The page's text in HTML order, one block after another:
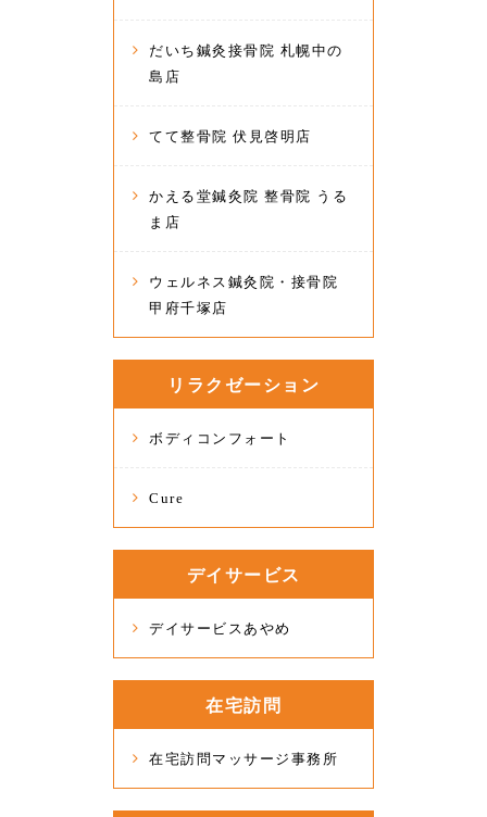
だいち鍼灸接骨院 札幌中の
島店
てて整骨院 伏見啓明店
かえる堂鍼灸院 整骨院 うる
ま店
ウェルネス鍼灸院・接骨院
甲府千塚店
リラクゼーション
ボディコンフォート
Cure
デイサービス
デイサービスあやめ
在宅訪問
在宅訪問マッサージ事務所